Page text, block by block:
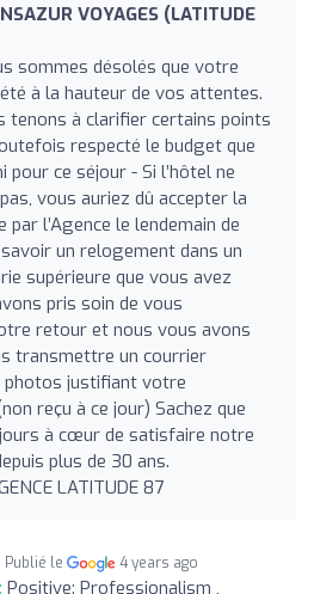
VOYAGES (LATITUDE
sommes désolés que votre
à la hauteur de vos attentes.
tenons à clarifier certains points
respecté le budget que
pour ce séjour - Si l’hôtel ne
vous auriez dû accepter la
l’Agence le lendemain de
un relogement dans un
supérieure que vous avez
pris soin de vous
retour et nous vous avons
transmettre un courrier
photos justifiant votre
reçu à ce jour) Sachez que
à cœur de satisfaire notre
plus de 30 ans.
LATITUDE 87
Publié le 4 years ago
Positive: Professionalism ,